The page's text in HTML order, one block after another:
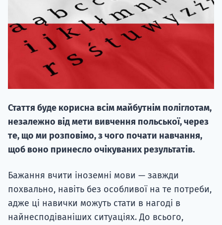
Стаття буде корисна всім майбутнім поліглотам,
незалежно від мети вивчення польської, через
те, що ми розповімо, з чого почати навчання,
щоб воно принесло очікуваних результатів.
Бажання вчити іноземні мови — завжди
похвально, навіть без особливої ​​на те потреби,
адже ці навички можуть стати в нагоді в
найнесподіваніших ситуаціях. До всього,
вступ на